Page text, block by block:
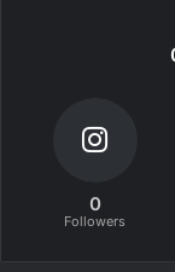
0
Followers